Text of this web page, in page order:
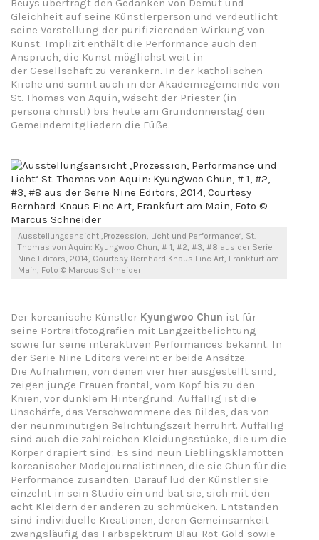
Beuys überträgt den Gedanken von Demut und
Gleichheit auf seine Künstlerperson und verdeutlicht
seine Vorstellung der purifizierenden Wirkung von
Kunst. Implizit enthält die Performance auch den
Anspruch, die Kunst möglichst weit in
der Gesellschaft zu verankern. In der katholischen
Kirche und somit auch in der Akademiegemeinde von
St. Thomas von Aquin, wäscht der Priester (in
persona christi) bis heute am Gründonnerstag den
Gemeindemitgliedern die Füße.
Ausstellungsansicht ‚Prozession, Licht und Performance‘, St.
Thomas von Aquin: Kyungwoo Chun, # 1, #2, #3, #8 aus der Serie
Nine Editors, 2014, Courtesy Bernhard Knaus Fine Art, Frankfurt am
Main, Foto © Marcus Schneider
Der koreanische Künstler Kyungwoo Chun ist für
seine Portraitfotografien mit Langzeitbelichtung
sowie für seine interaktiven Performances bekannt. In
der Serie Nine Editors vereint er beide Ansätze.
Die Aufnahmen, von denen vier hier ausgestellt sind,
zeigen junge Frauen frontal, vom Kopf bis zu den
Knien, vor dunklem Hintergrund. Auffällig ist die
Unschärfe, das Verschwommene des Bildes, das von
der neunminütigen Belichtungszeit herrührt. Auffällig
sind auch die zahlreichen Kleidungsstücke, die um die
Körper drapiert sind. Es sind neun Lieblingsklamotten
koreanischer Modejournalistinnen, die sie Chun für die
Performance zusandten. Darauf lud der Künstler sie
einzelnt in sein Studio ein und bat sie, sich mit den
acht Kleidern der anderen zu schmücken. Entstanden
sind individuelle Kreationen, deren Gemeinsamkeit
zwangsläufig das Farbspektrum Blau-Rot-Gold sowie